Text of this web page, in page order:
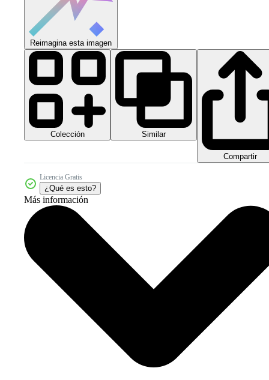
Reimagina esta imagen
Colección Similar
Compartir
Licencia Gratis
¿Qué es esto?
Más información